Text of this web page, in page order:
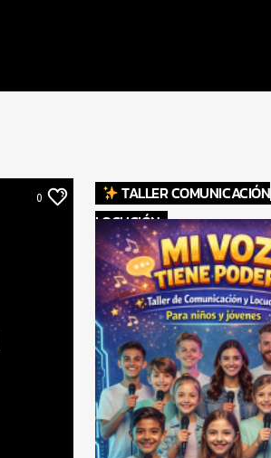
0
TALLER COMUNICACIÓN
LOCUCIÓN